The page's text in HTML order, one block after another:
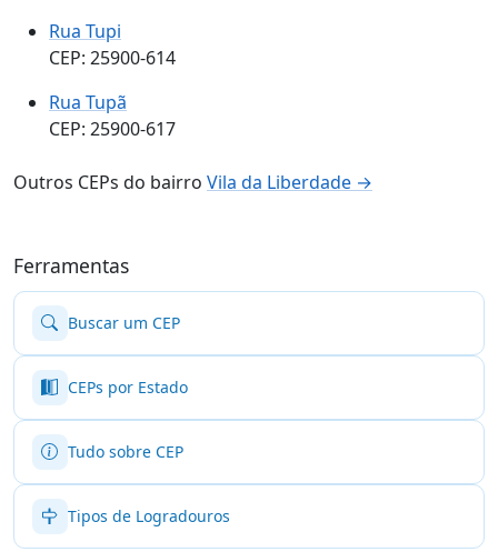
Rua Tupi
CEP: 25900-614
Rua Tupã
CEP: 25900-617
Outros CEPs do bairro Vila da Liberdade →
Ferramentas
Buscar um CEP
CEPs por Estado
Tudo sobre CEP
Tipos de Logradouros